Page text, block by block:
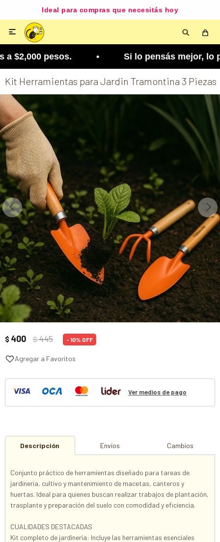
Ideal para compras que necesitás hoy

$2,000 pesos. • Si lo pensás mejor, lo
Kit Herramientas para Jardin Tramontina 3 Piezas
$ 400 $445 10
Ver medios de pago
Descripción Envíos Cambios
Conjunto práctico de herramientas diseñado para tareas de
jardinería, cultivo y mantenimiento de macetas, canteros y
huertas. Ideal para quienes buscan realizar trabajos de plantación,
trasplante y preparación del suelo con comodidad y eficiencia.
CUALIDADES DESTACADAS
Kit completo de jardinería: Incluye las herramientas esenciales